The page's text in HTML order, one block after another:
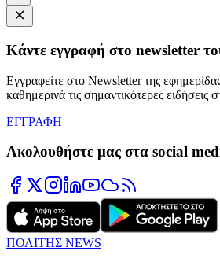
Κάντε εγγραφή στο newsletter
Εγγραφείτε στο Newsletter της
καθημερινά τις σημαντικότερες ειδήσεις
ΕΓΓΡΑΦΗ
Ακολουθήστε μας στα social
ΠΟΛΙΤΗΣ NEWS